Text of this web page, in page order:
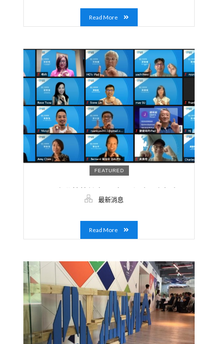
Read More
FEATURED
納入 25 家新創
最新消息
Read More